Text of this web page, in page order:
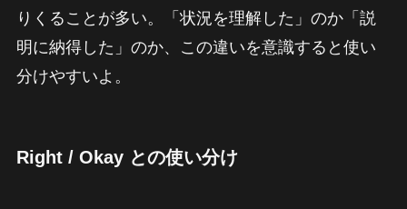
りくることが多い。「状況を理解した」のか「説
明に納得した」のか、この違いを意識すると使い
分けやすいよ。
Right / Okay との使い分け